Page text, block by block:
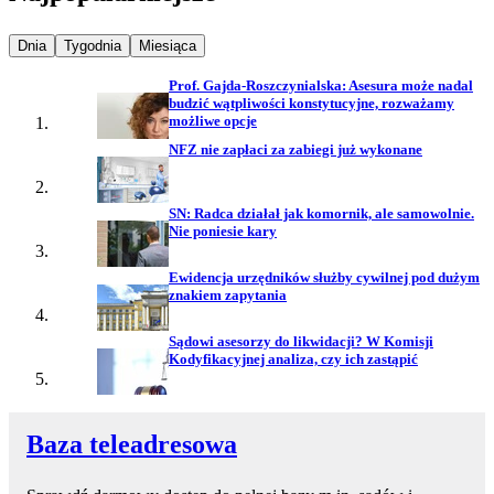
Najpopularniejsze wiadomości z
Dnia Najpopularniejsze wiadomości z
Tygodnia Najpopularniejsze wiadomości z
Miesiąca
Prof. Gajda-Roszczynialska: Asesura może nadal
budzić wątpliwości konstytucyjne, rozważamy
możliwe opcje
NFZ nie zapłaci za zabiegi już wykonane
SN: Radca działał jak komornik, ale samowolnie.
Nie poniesie kary
Ewidencja urzędników służby cywilnej pod dużym
znakiem zapytania
Sądowi asesorzy do likwidacji? W Komisji
Kodyfikacyjnej analiza, czy ich zastąpić
Baza teleadresowa